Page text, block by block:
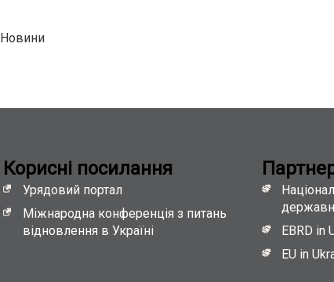
Новини
Кориснi посилання
Урядовий портал
Міжнародна конференція з питань
відновлення в Україні
EBRD in
EU in